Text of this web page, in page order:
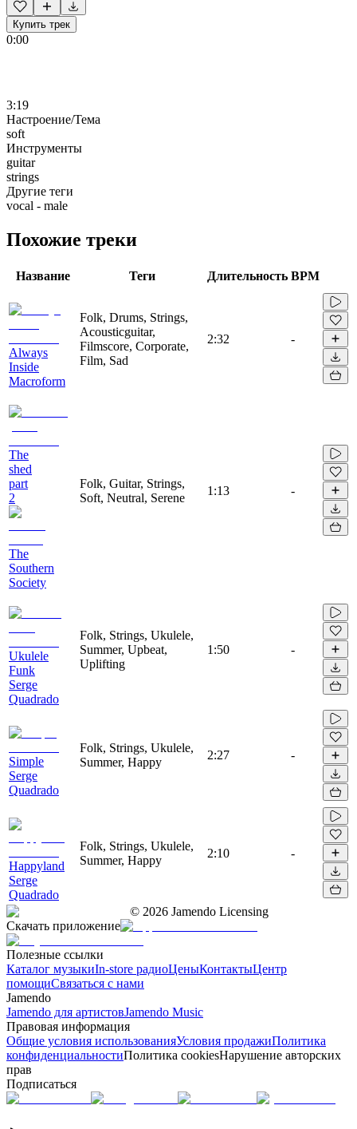
Купить трек
0:00
3:19
Настроение/Тема
soft
Инструменты
guitar
strings
Другие теги
vocal - male
Похожие треки
Название Теги Длительность BPM
Always
Inside
Macroform
Folk, Drums, Strings,
Acousticguitar,
Filmscore, Corporate,
Film, Sad
2:32 -
The
shed
part
2
The
Southern
Society
Folk, Guitar, Strings,
Soft, Neutral, Serene
1:13 -
Ukulele
Funk
Serge
Quadrado
Folk, Strings, Ukulele,
Summer, Upbeat,
Uplifting
1:50 -
Simple
Serge
Quadrado
Folk, Strings, Ukulele,
Summer, Happy
2:27 -
Happyland
Serge
Quadrado
Folk, Strings, Ukulele,
Summer, Happy
2:10 -
© 2026 Jamendo Licensing
Скачать приложение
Полезные ссылки
Каталог музыкиIn-store радиоЦеныКонтактыЦентр
помощиСвязаться с нами
Jamendo
Jamendo для артистовJamendo Music
Правовая информация
Общие условия использованияУсловия продажиПолитика
конфиденциальностиПолитика cookiesНарушение авторских
прав
Подписаться